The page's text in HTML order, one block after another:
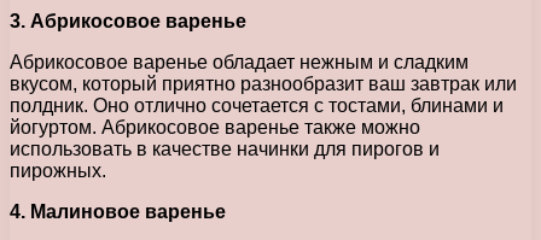
3. Абрикосовое варенье
Абрикосовое варенье обладает нежным и сладким
вкусом, который приятно разнообразит ваш завтрак или
полдник. Оно отлично сочетается с тостами, блинами и
йогуртом. Абрикосовое варенье также можно
использовать в качестве начинки для пирогов и
пирожных.
4. Малиновое варенье